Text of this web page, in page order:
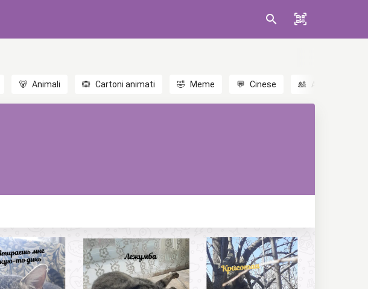
🐻 Animali 🙉 Cartoni animati 🤣 Meme 💬 Cinese 🎎 Anime